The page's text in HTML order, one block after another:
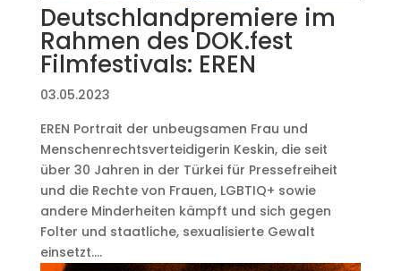
Deutschlandpremiere im
Rahmen des DOK.fest
Filmfestivals: EREN
03.05.2023
EREN Portrait der unbeugsamen Frau und
Menschenrechtsverteidigerin Keskin, die seit
über 30 Jahren in der Türkei für Pressefreiheit
und die Rechte von Frauen, LGBTIQ+ sowie
andere Minderheiten kämpft und sich gegen
Folter und staatliche, sexualisierte Gewalt
einsetzt....